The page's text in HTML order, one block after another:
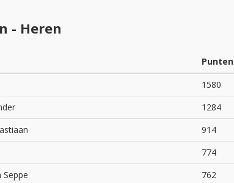
- Heren
Punten
1580
1284
914
774
Seppe 762